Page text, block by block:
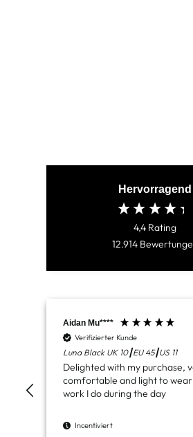
Hervorragend
4,4 Rating
12.914
Aidan Mu****
Verifizierter Kunde
Luna Black UK 10┃EU 45┃US 11
Delighted with my purchase,
comfortable and light to
work I do during the day
Incentiviert